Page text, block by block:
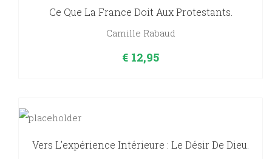
Ce Que La France Doit Aux Protestants.
Camille Rabaud
€ 12,95
Vers L’expérience Intérieure : Le Désir De Dieu.